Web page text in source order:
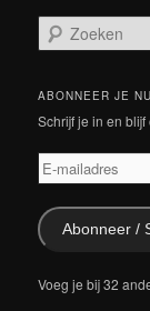
o
k
n
ABONNEER JE
Schrijf je in en
E-
mailadres
Abonneer /
Voeg je bij 32